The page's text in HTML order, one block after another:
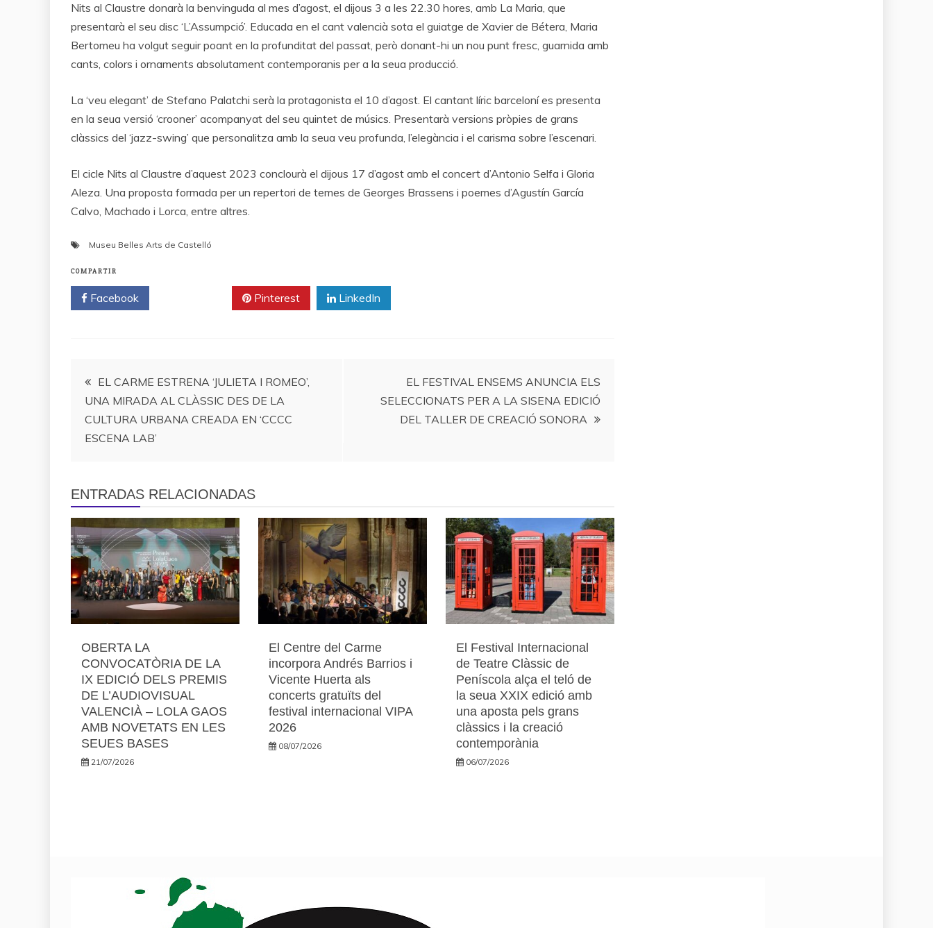
Nits al Claustre donarà la benvinguda al mes d’agost, el dijous 3 a les 22.30 hores, amb La Maria, que
presentarà el seu disc ‘L’Assumpció’. Educada en el cant valencià sota el guiatge de Xavier de Bétera, Maria
Bertomeu ha volgut seguir poant en la profunditat del passat, però donant-hi un nou punt fresc, guarnida amb
cants, colors i ornaments absolutament contemporanis per a la seua producció.
La ‘veu elegant’ de Stefano Palatchi serà la protagonista el 10 d’agost. El cantant líric barceloní es presenta
en la seua versió ‘crooner’ acompanyat del seu quintet de músics. Presentarà versions pròpies de grans
clàssics del ‘jazz-swing’ que personalitza amb la seua veu profunda, l’elegància i el carisma sobre l’escenari.
El cicle Nits al Claustre d’aquest 2023 conclourà el dijous 17 d’agost amb el concert d’Antonio Selfa i Gloria
Aleza. Una proposta formada per un repertori de temes de Georges Brassens i poemes d’Agustín García
Calvo, Machado i Lorca, entre altres.
Museu Belles Arts de Castelló
COMPARTIR
Facebook Pinterest LinkedIn
Navegación
de
EL CARME ESTRENA ‘JULIETA I ROMEO’,
UNA MIRADA AL CLÀSSIC DES DE LA
CULTURA URBANA CREADA EN ‘CCCC
ESCENA LAB’
EL FESTIVAL ENSEMS ANUNCIA ELS
SELECCIONATS PER A LA SISENA EDICIÓ
DEL TALLER DE CREACIÓ SONORA
ENTRADAS RELACIONADAS
OBERTA LA
CONVOCATÒRIA DE LA
IX EDICIÓ DELS PREMIS
DE L’AUDIOVISUAL
VALENCIÀ – LOLA GAOS
AMB NOVETATS EN LES
SEUES BASES
21/07/2026
El Centre del Carme
incorpora Andrés Barrios i
Vicente Huerta als
concerts gratuïts del
festival internacional VIPA
2026
08/07/2026
El Festival Internacional
de Teatre Clàssic de
Peníscola alça el teló de
la seua XXIX edició amb
una aposta pels grans
clàssics i la creació
contemporània
06/07/2026